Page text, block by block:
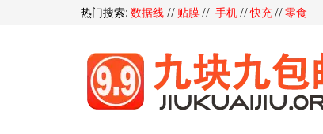
热门搜索: 数据线 // 贴膜// 手机//快充//零食